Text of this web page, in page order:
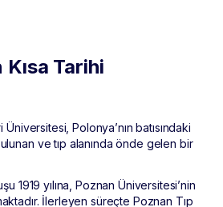
Tarihi
Polonya’nın batısındaki
ve tıp alanında önde gelen bir
1919 yılına, Poznan Üniversitesi’nin
İlerleyen süreçte Poznan Tıp